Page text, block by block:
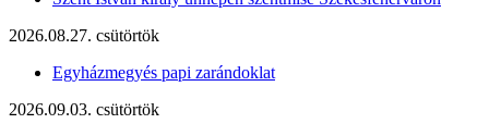
2026.08.27. csütörtök
Egyházmegyés papi zarándoklat
2026.09.03. csütörtök